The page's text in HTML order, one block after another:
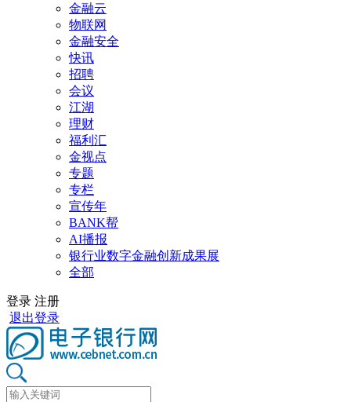
金融云
物联网
金融安全
快讯
招聘
会议
江湖
理财
福利汇
金视点
专题
专栏
宣传年
BANK帮
AI播报
银行业数字金融创新成果展
全部
登录 注册
退出登录